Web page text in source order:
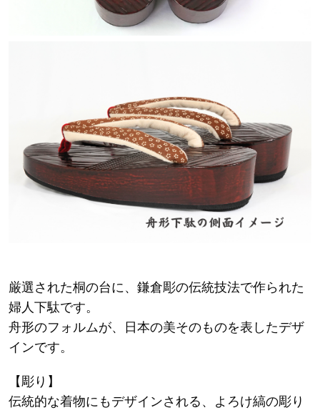
厳選された桐の台に、鎌倉彫の伝統技法で作られた
婦人下駄です。
舟形のフォルムが、日本の美そのものを表したデザ
インです。
【彫り】
伝統的な着物にもデザインされる、よろけ縞の彫り